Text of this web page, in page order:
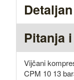
Pitanja
Vijčani
CPM 10 13